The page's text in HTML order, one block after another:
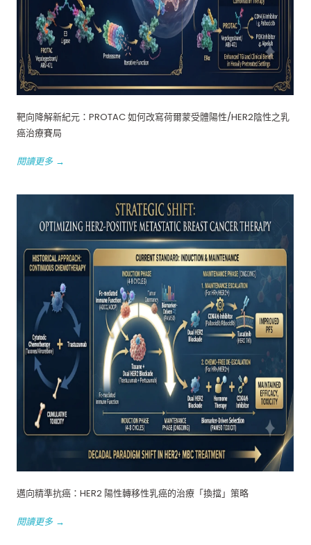
靶向降解新紀元：PROTAC 如何改寫荷爾蒙受體陽性/HER2陰性之乳
癌治療賽局
閱讀更多 →
邁向精準抗癌：HER2 陽性轉移性乳癌的治療「換擋」策略
閱讀更多 →